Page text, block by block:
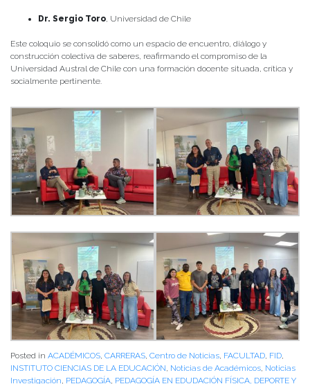
Dr. Sergio Toro, Universidad de Chile
Este coloquio se consolidó como un espacio de encuentro, diálogo y
construcción colectiva de saberes, reafirmando el compromiso de la
Universidad Austral de Chile con una formación docente situada, crítica y
socialmente pertinente.
Posted in ACADÉMICOS, CARRERAS, Centro de Noticias, FACULTAD, FID,
INSTITUTO CIENCIAS DE LA EDUCACIÓN, Noticias de Académicos, Noticias
Investigación, PEDAGOGÍA, PEDAGOGÍA EN EDUDACIÓN FÍSICA, DEPORTE Y